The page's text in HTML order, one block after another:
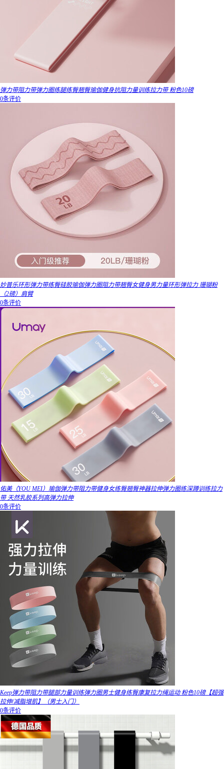
弹力带阻力带弹力圈练腿练臀翘臀瑜伽健身抗阻力量训练拉力带 粉色10磅
0条评价
妙普乐环形弹力带练臀硅胶瑜伽弹力圈阻力带翘臀女健身男力量环形弹拉力 珊瑚粉
（2磅）肩臂
0条评价
佑美（YOU MEI）瑜伽弹力带阻力带健身女练臀翘臀神器拉伸弹力圈练深蹲训练拉力
带 天然乳胶系列高弹力拉伸
0条评价
Keep弹力带阻力带腿部力量训练弹力圈男士健身练臀康复拉力绳运动 粉色10磅【超强
拉伸/减脂增肌】（男士入门）
0条评价